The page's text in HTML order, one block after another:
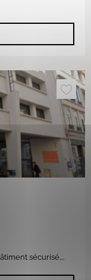
sécurisé....